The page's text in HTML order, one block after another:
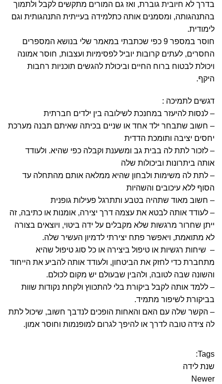
בדרך לא חיובית גוברת, ואז גם המורים מתקשים לקבל ולתמוך
בהתנהגותה, ומסמנים אותה כתלמידה בעייתית התנהגותית וגם
לימודית.
חוסר במספר 9 כפי שכתבתי במאמר שלי בנושא המספרים
החסרים, לעתים קרובות יוביל לפסימיות ועצבות, חוסר אמונה
ויכולת לבטוח ברוח החיים וביכולת להגשים תוכניות רחבות
היקף.
דגשים לתמיכה :
– לנסות להיעזר במחנכת לשילובה בין ילדים חברתית
– חשוב שתבחר ילד אחד או שניים בכיתה שאיתם תבנה מערכת
יחסים יציבה ותומכת הדדית
– לזכור לתת לה בבית גב ומשענת וקבלה כפי שהיא. ולעודד
אותה ביתרונות וביכולות שלה
– לתת לה משימות ולבחון שהיא ממלאה אותם מהתחלה עד
הסוף ללא עיכובים והשהיות
– חשוב מאוד שתהיה בטבע ותתרגל פעילות גופנית
– לעודד אותה לבטא את עצמה דרך יצירה, אומנות או כתיבה, זה
ייתן שחרור מרגשות שלא מקבלים על ידה ביטוי, ויוצאים בצורה
לא מתואמת, ויאפשר פתח יצירתי לדמיון העשיר שלה.
– שיחות רגשיות או טיפול ביצירה או כל סוג טיפול שהיא
מתחברת כדי לחזק את הביטחון, ולעודד אותה להביע את הייחוד
והשונה שבה לטובה, ולהבין שבעולם יש מקום לכולם.
– ללמד אותה לקבל ביקורת בלי להתכווץ ולקחת נקודות שוות
בביקורת לשיפור מתמיד.
– הקשר שלה עם האם והאחות הופכים לנדבך חשוב, שיכול לתת
לה צידה טובה לדרך או להיפך לגרום למופנמות וחוסר אמון.
Tags:
שנת לידה
Newer